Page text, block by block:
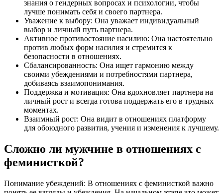
знания о гендерных вопросах и психологии, чтобы
лучше понимать себя и своего партнера.
Уважение к выбору: Она уважает индивидуальный
выбор и личный путь партнера.
Активное противостояние насилию: Она настоятельно
против любых форм насилия и стремится к
безопасности в отношениях.
Сбалансированность: Она ищет гармонию между
своими убеждениями и потребностями партнера,
добиваясь взаимопонимания.
Поддержка и мотивация: Она вдохновляет партнера на
личный рост и всегда готова поддержать его в трудных
моментах.
Взаимный рост: Она видит в отношениях платформу
для обоюдного развития, учения и изменения к лучшему.
Сложно ли мужчине в отношениях с
феминисткой?
Понимание убеждений: В отношениях с феминисткой важно